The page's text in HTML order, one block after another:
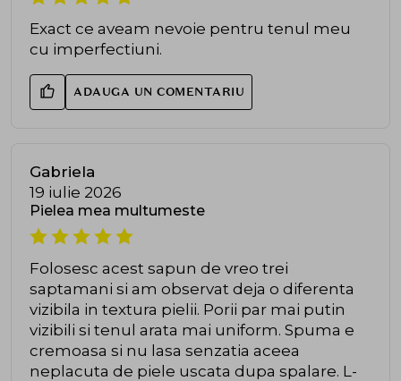
Exact ce aveam nevoie pentru tenul meu
cu imperfectiuni.
ADAUGA UN COMENTARIU
Gabriela
19 iulie 2026
Pielea mea multumeste
Folosesc acest sapun de vreo trei
saptamani si am observat deja o diferenta
vizibila in textura pielii. Porii par mai putin
vizibili si tenul arata mai uniform. Spuma e
cremoasa si nu lasa senzatia aceea
neplacuta de piele uscata dupa spalare. L-